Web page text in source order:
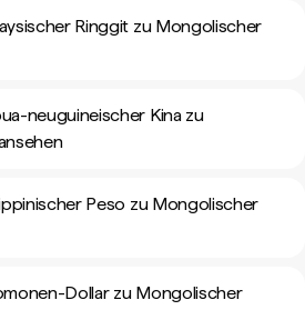
Ringgit zu Mongolischer
neuguineischer Kina zu
Peso zu Mongolischer
Dollar zu Mongolischer